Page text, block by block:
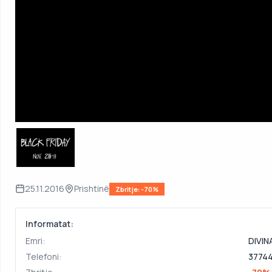
25.11.2016 Prishtinë Zbritje: -70%
Informatat:
Emri:
Telefoni: